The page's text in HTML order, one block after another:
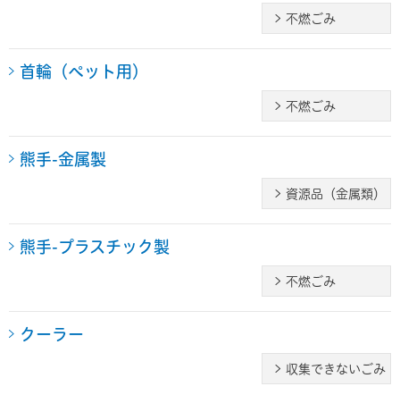
不燃ごみ
首輪（ペット用）
不燃ごみ
熊手-金属製
資源品（金属類）
熊手-プラスチック製
不燃ごみ
クーラー
収集できないごみ